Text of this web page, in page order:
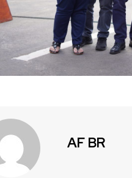
AF BR